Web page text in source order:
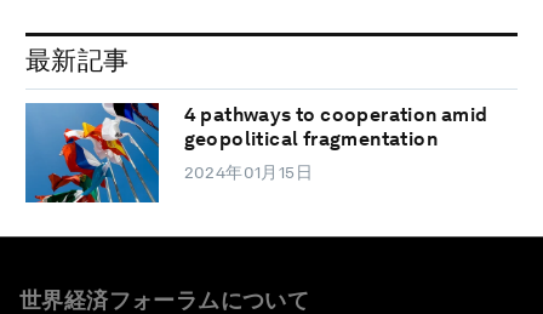
最新記事
4 pathways to cooperation amid
geopolitical fragmentation
2024年01月15日
世界経済フォーラムについて